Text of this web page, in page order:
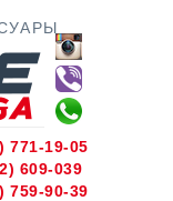
771-19-05
609-039
759-90-39